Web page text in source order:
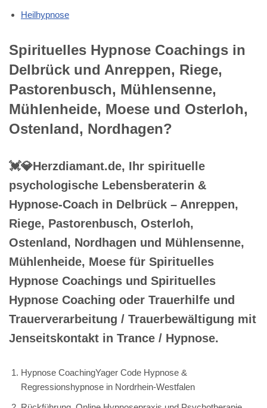
Heilhypnose
Spirituelles Hypnose Coachings in
Delbrück und Anreppen, Riege,
Pastorenbusch, Mühlensenne,
Mühlenheide, Moese und Osterloh,
Ostenland, Nordhagen?
💓️💎Herzdiamant.de, Ihr spirituelle
psychologische Lebensberaterin &
Hypnose-Coach in Delbrück – Anreppen,
Riege, Pastorenbusch, Osterloh,
Ostenland, Nordhagen und Mühlensenne,
Mühlenheide, Moese für Spirituelles
Hypnose Coachings und Spirituelles
Hypnose Coaching oder Trauerhilfe und
Trauerverarbeitung / Trauerbewältigung mit
Jenseitskontakt in Trance / Hypnose.
Hypnose CoachingYager Code Hypnose &
Regressionshypnose in Nordrhein-Westfalen